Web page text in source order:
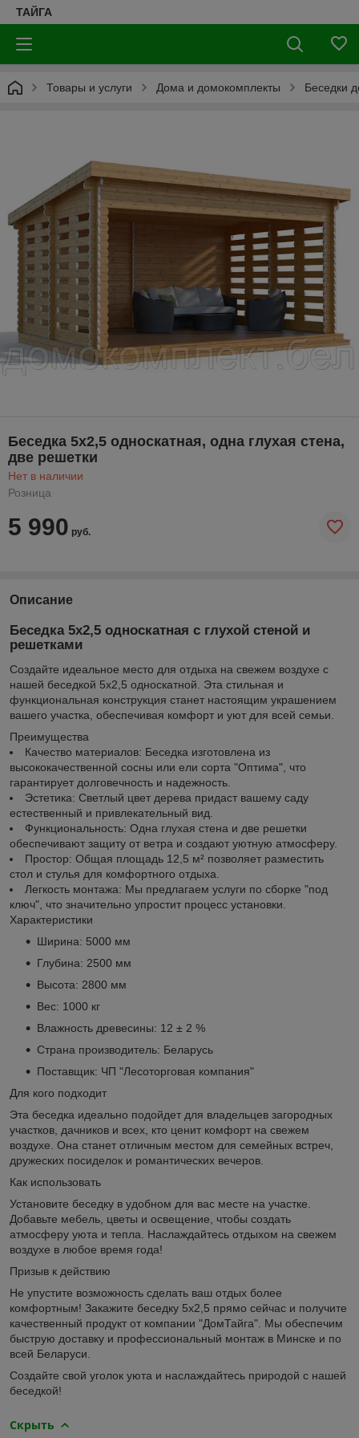
ТАЙГА
Товары и услуги Дома и домокомплекты Беседки
Беседка 5х2,5 односкатная, одна глухая стена,
две решетки
Нет в наличии
Розница
5 990 руб.
Описание
Беседка 5х2,5 односкатная с глухой стеной и
решетками
Создайте идеальное место для отдыха на свежем воздухе с
нашей беседкой 5х2,5 односкатной. Эта стильная и
функциональная конструкция станет настоящим украшением
вашего участка, обеспечивая комфорт и уют для всей семьи.
Преимущества
Качество материалов: Беседка изготовлена из
высококачественной сосны или ели сорта "Оптима", что
гарантирует долговечность и надежность.
Эстетика: Светлый цвет дерева придаст вашему саду
естественный и привлекательный вид.
Функциональность: Одна глухая стена и две решетки
обеспечивают защиту от ветра и создают уютную атмосферу.
Простор: Общая площадь 12,5 м² позволяет разместить
стол и стулья для комфортного отдыха.
Легкость монтажа: Мы предлагаем услуги по сборке "под
ключ", что значительно упростит процесс установки.
Характеристики
Ширина: 5000 мм
Глубина: 2500 мм
Высота: 2800 мм
Вес: 1000 кг
Влажность древесины: 12 ± 2 %
Страна производитель: Беларусь
Поставщик: ЧП "Лесоторговая компания"
Для кого подходит
Эта беседка идеально подойдет для владельцев загородных
участков, дачников и всех, кто ценит комфорт на свежем
воздухе. Она станет отличным местом для семейных встреч,
дружеских посиделок и романтических вечеров.
Как использовать
Установите беседку в удобном для вас месте на участке.
Добавьте мебель, цветы и освещение, чтобы создать
атмосферу уюта и тепла. Наслаждайтесь отдыхом на свежем
воздухе в любое время года!
Призыв к действию
Не упустите возможность сделать ваш отдых более
комфортным! Закажите беседку 5х2,5 прямо сейчас и получите
качественный продукт от компании "ДомТайга". Мы обеспечим
быструю доставку и профессиональный монтаж в Минске и по
всей Беларуси.
Создайте свой уголок уюта и наслаждайтесь природой с нашей
беседкой!
Скрыть